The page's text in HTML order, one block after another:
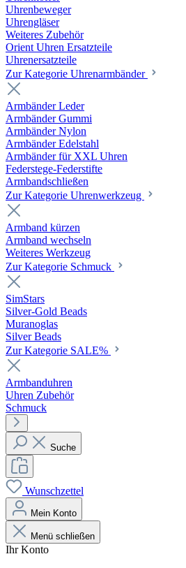
Uhrenbeweger
Uhrengläser
Weiteres Zubehör
Orient Uhren Ersatzteile
Uhrenersatzteile
Zur Kategorie Uhrenarmbänder
Armbänder Leder
Armbänder Gummi
Armbänder Nylon
Armbänder Edelstahl
Armbänder für XXL Uhren
Federstege-Federstifte
Armbandschließen
Zur Kategorie Uhrenwerkzeug
Armband kürzen
Armband wechseln
Weiteres Werkzeug
Zur Kategorie Schmuck
SimStars
Silver-Gold Beads
Muranoglas
Silver Beads
Zur Kategorie SALE%
Armbanduhren
Uhren Zubehör
Schmuck
Suche
Wunschzettel
Mein Konto
Menü schließen
Ihr Konto